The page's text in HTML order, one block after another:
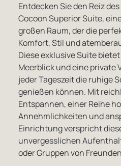
Entdecken Sie den Reiz
Cocoon Superior Suite,
großen Raum, der die
Komfort, Stil und
Diese exklusive Suite
Meerblick und eine private
jeder Tageszeit die ruhige
genießen können. Mit
Entspannen, einer Reihe
Annehmlichkeiten und
Einrichtung verspricht
unvergesslichen
oder Gruppen von